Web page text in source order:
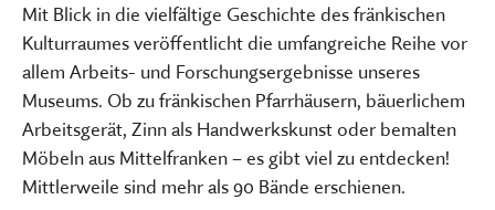
Mit Blick in die vielfältige Geschichte des fränkischen
Kulturraumes veröffentlicht die umfangreiche Reihe vor
allem Arbeits- und Forschungsergebnisse unseres
Museums. Ob zu fränkischen Pfarrhäusern, bäuerlichem
Arbeitsgerät, Zinn als Handwerkskunst oder bemalten
Möbeln aus Mittelfranken – es gibt viel zu entdecken!
Mittlerweile sind mehr als 90 Bände erschienen.